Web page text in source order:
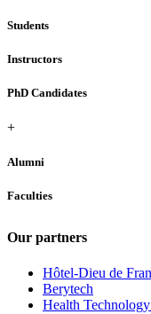
Students
Instructors
PhD Candidates
+
Alumni
Faculties
Our partners
Hôtel-Dieu de
Berytech
Health